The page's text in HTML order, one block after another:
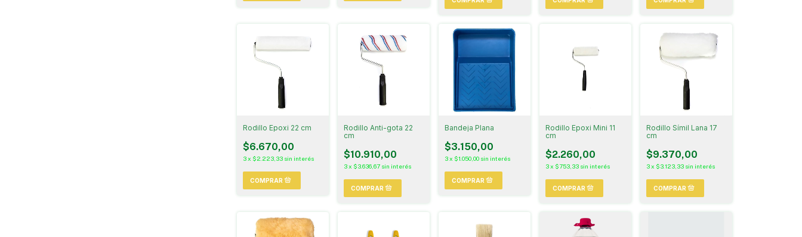
Rodillo Epoxi 22 cm
$6.670,00
3x $2.223,33 sin interés
Rodillo Anti-gota 22
cm
$10.910,00
3x $3.636,67 sin interés
Bandeja Plana
$3.150,00
3x $1.050,00 sin interés
Rodillo Epoxi Mini 11
cm
$2.260,00
3x $753,33 sin interés
Rodillo Símil Lana 17
cm
$9.370,00
3x $3.123,33 sin interés